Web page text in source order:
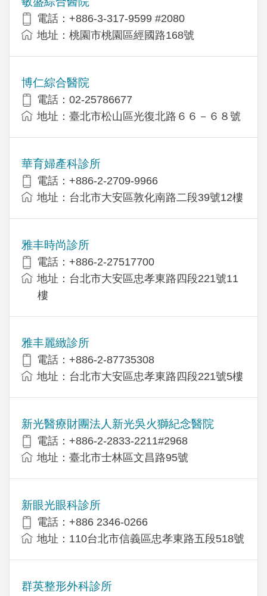
電話：+886-3-317-9599 #2080
地址：桃園市桃園區經國路168號
博仁綜合醫院
電話：02-25786677
地址：臺北市松山區光復北路６６－６８號
華育婦產科診所
電話：+886-2-2709-9966
地址：台北市大安區敦化南路二段39號12樓
雅丰時尚診所
電話：+886-2-27517700
地址：台北市大安區忠孝東路四段221號11
樓
雅丰麗緻診所
電話：+886-2-87735308
地址：台北市大安區忠孝東路四段221號5樓
新光醫療財團法人新光吳火獅紀念醫院
電話：+886-2-2833-2211#2968
地址：臺北市士林區文昌路95號
新眼光眼科診所
電話：+886 2346-0266
地址：110台北市信義區忠孝東路五段518號
群英整形外科診所